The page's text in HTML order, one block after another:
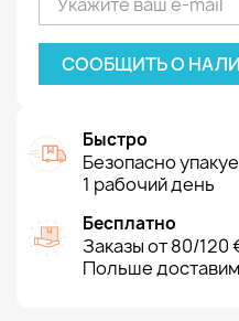
СООБЩИТЬ О
Быстро
Безопасно
1 рабочий день
Бесплатно
Заказы от 80/120
Польше